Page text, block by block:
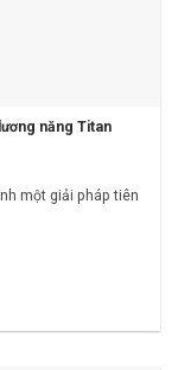
năng Titan
một giải pháp tiên